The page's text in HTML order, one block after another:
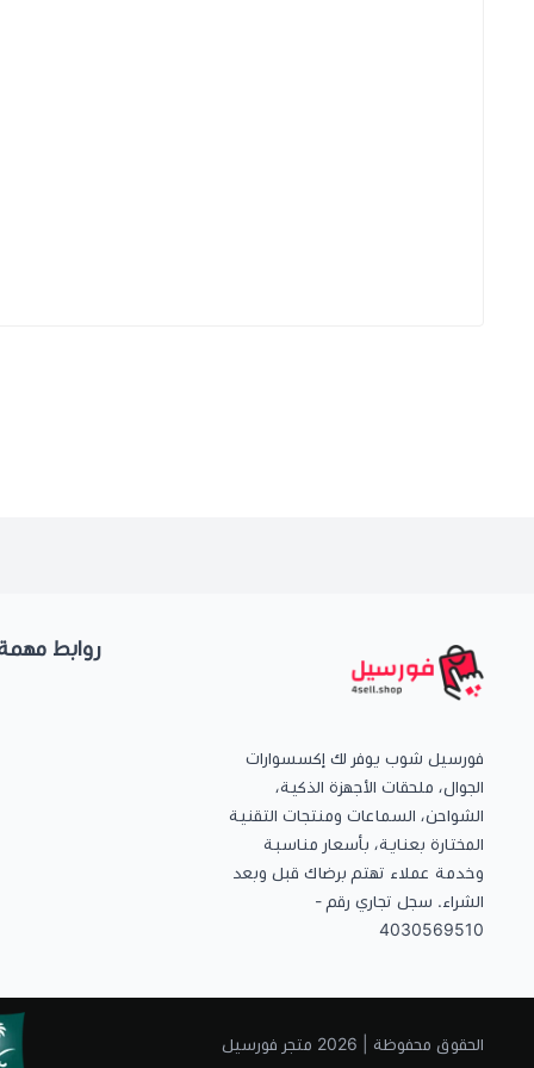
فورسيل شوب يوفر لك إكسسوارات
الجوال، ملحقات الأجهزة الذكية،
الشواحن، السماعات ومنتجات التقنية
المختارة بعناية، بأسعار مناسبة
وخدمة عملاء تهتم برضاك قبل وبعد
الشراء. سجل تجاري رقم -
4030569510
روابط
الحقوق محفوظة | 2026 متجر فورسيل